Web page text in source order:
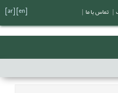
تماس با ما [ar]